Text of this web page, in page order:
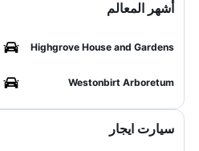
أشهر المعالم
Highgrove House and Gardens
Westonbirt Arboretum
سيارت ايجار